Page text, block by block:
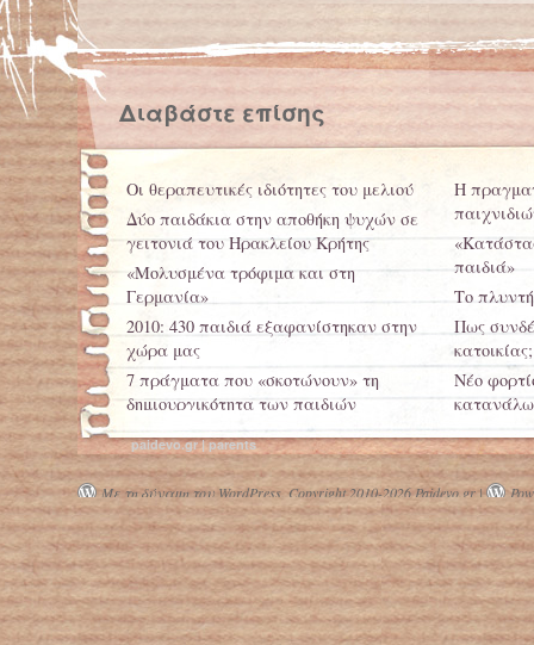
Διαβάστε επίσης
Οι θεραπευτικές ιδιότητες του μελιού
Δύο παιδάκια στην αποθήκη ψυχών σε
γειτονιά του Ηρακλείου Κρήτης
«Μολυσμένα τρόφιμα και στη
Γερμανία»
2010: 430 παιδιά εξαφανίστηκαν στην
χώρα μας
7 πράγματα που «σκοτώνουν» τη
δημιουργικότητα των παιδιών
Η
παιδιά»
Το
Πως
κατοικίας;
Νέο
paidevo.gr | parents
Με τη δύναμη του WordPress. Copyright 2010-2026 Paidevo.gr |